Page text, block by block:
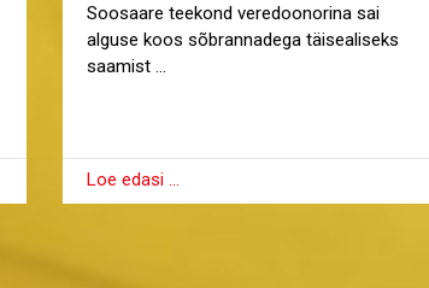
Soosaare teekond veredoonorina sai
alguse koos sõbrannadega täisealiseks
saamist …
Loe edasi …